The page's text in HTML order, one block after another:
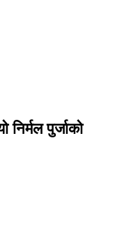
पुर्जाको